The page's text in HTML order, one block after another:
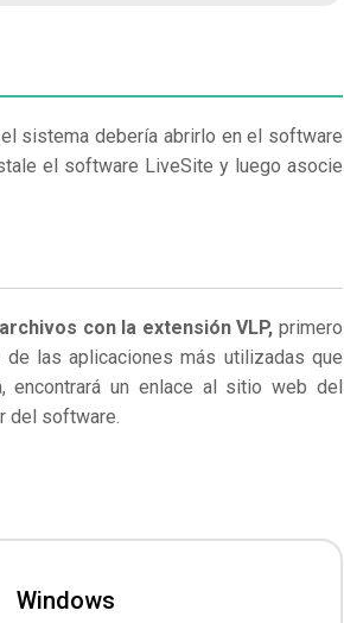
sistema debería abrirlo en el software
el software LiveSite y luego asocie
archivos con la extensión VLP, primero
de las aplicaciones más utilizadas que
encontrará un enlace al sitio web del
del software.
Windows